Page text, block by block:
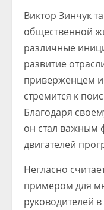
Виктор Зинчук
общественной
различные
развитие
приверженцем
стремится к
Благодаря
он стал важным
двигателей
Негласно
примером для
руководителей